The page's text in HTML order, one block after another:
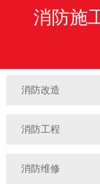
消防施
消防改造
消防工程
消防维修